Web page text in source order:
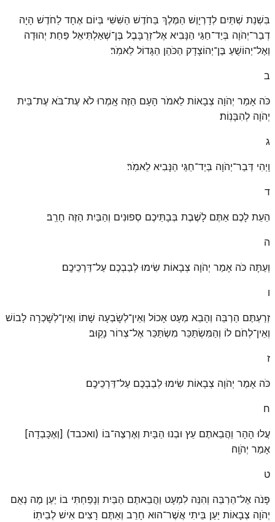
בִּשְׁנַת שְׁתַּיִם לְדָרְיָוֶשׁ הַמֶּלֶךְ בַּחֹדֶשׁ הַשִּׁשִּׁי בְּיוֹם אֶחָד לַחֹדֶשׁ הָיָה
דְבַר־יְהֹוָה בְּיַד־חַגַּי הַנָּבִיא אֶל־זְרֻבָּבֶל בֶּן־שְׁאַלְתִּיאֵל פַּחַת יְהוּדָה
וְאֶל־יְהוֹשֻׁעַ בֶּן־יְהוֹצָדָק הַכֹּהֵן הַגָּדוֹל לֵאמֹֽר׃
ב
כֹּה אָמַר יְהֹוָה צְבָאוֹת לֵאמֹר הָעָם הַזֶּה אָֽמְרוּ לֹא עֶת־בֹּא עֶת־בֵּית
יְהֹוָה לְהִבָּנֽוֹת׃
ג
וַֽיְהִי דְּבַר־יְהֹוָה בְּיַד־חַגַּי הַנָּבִיא לֵאמֹֽר׃
ד
הַעֵת לָכֶם אַתֶּם לָשֶׁבֶת בְּבָתֵּיכֶם סְפוּנִים וְהַבַּיִת הַזֶּה חָרֵֽב׃
ה
וְעַתָּה כֹּה אָמַר יְהֹוָה צְבָאוֹת שִׂימוּ לְבַבְכֶם עַל־דַּרְכֵיכֶֽם׃
ו
זְרַעְתֶּם הַרְבֵּה וְהָבֵא מְעָט אָכוֹל וְאֵין־לְשׇׂבְעָה שָׁתוֹ וְאֵין־לְשׇׁכְרָה לָבוֹשׁ
וְאֵין־לְחֹם לוֹ וְהַמִּשְׂתַּכֵּר מִשְׂתַּכֵּר אֶל־צְרוֹר נָקֽוּב׃
ז
כֹּה אָמַר יְהֹוָה צְבָאוֹת שִׂימוּ לְבַבְכֶם עַל־דַּרְכֵיכֶֽם׃
ח
עֲלוּ הָהָר וַהֲבֵאתֶם עֵץ וּבְנוּ הַבָּיִת וְאֶרְצֶה־בּוֹ (ואכבד) [וְאֶכָּבְדָה]
אָמַר יְהֹוָֽה׃
ט
פָּנֹה אֶל־הַרְבֵּה וְהִנֵּה לִמְעָט וַהֲבֵאתֶם הַבַּיִת וְנָפַחְתִּי בוֹ יַעַן מֶה נְאֻם
יְהֹוָה צְבָאוֹת יַעַן בֵּיתִי אֲשֶׁר־הוּא חָרֵב וְאַתֶּם רָצִים אִישׁ לְבֵיתֽוֹ׃